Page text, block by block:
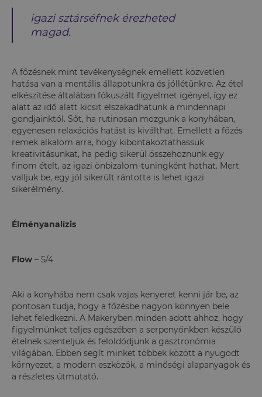
igazi sztárséfnek érezheted
magad.
A főzésnek mint tevékenységnek emellett közvetlen
hatása van a mentális állapotunkra és jóllétünkre. Az étel
elkészítése általában fókuszált figyelmet igényel, így ez
alatt az idő alatt kicsit elszakadhatunk a mindennapi
gondjainktól. Sőt, ha rutinosan mozgunk a konyhában,
egyenesen relaxációs hatást is kiválthat. Emellett a főzés
remek alkalom arra, hogy kibontakoztathassuk
kreativitásunkat, ha pedig sikerül összehoznunk egy
finom ételt, az igazi önbizalom-tuningként hathat. Mert
valljuk be, egy jól sikerült rántotta is lehet igazi
sikerélmény.
Élményanalízis
Flow – 5/4
Aki a konyhába nem csak vajas kenyeret kenni jár be, az
pontosan tudja, hogy a főzésbe nagyon könnyen bele
lehet feledkezni. A Makeryben minden adott ahhoz, hogy
figyelmünket teljes egészében a serpenyőnkben készülő
ételnek szenteljük és feloldódjunk a gasztronómia
világában. Ebben segít minket többek között a nyugodt
környezet, a modern eszközök, a minőségi alapanyagok és
a részletes útmutató.